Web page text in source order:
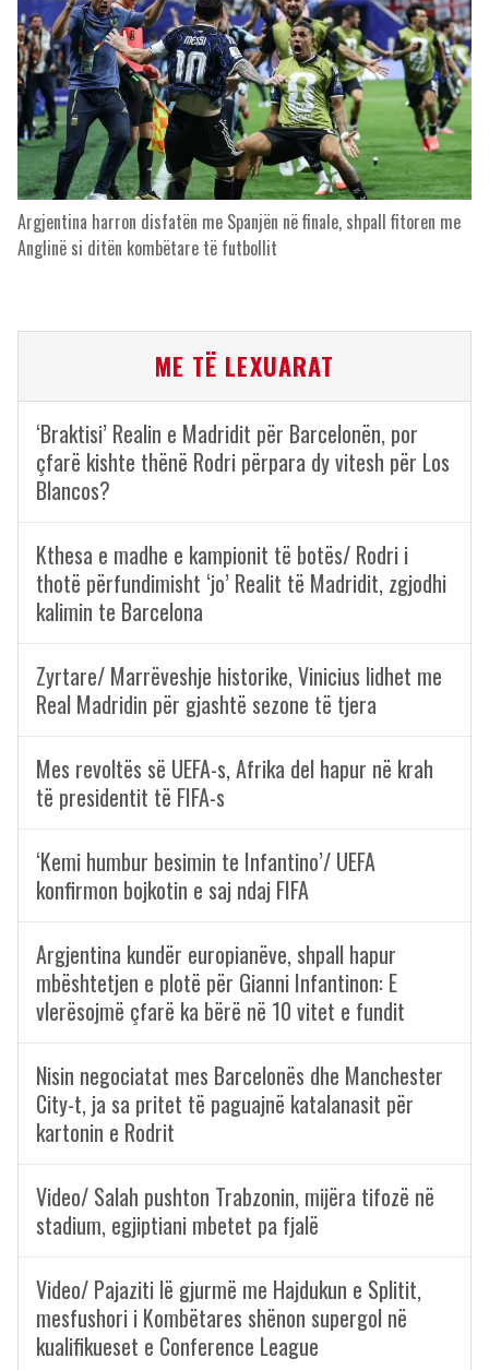
Argjentina harron disfatën me Spanjën në finale, shpall fitoren me
Anglinë si ditën kombëtare të futbollit
ME TË LEXUARAT
‘Braktisi’ Realin e Madridit për Barcelonën, por
çfarë kishte thënë Rodri përpara dy vitesh për Los
Blancos?
Kthesa e madhe e kampionit të botës/ Rodri i
thotë përfundimisht ‘jo’ Realit të Madridit, zgjodhi
kalimin te Barcelona
Zyrtare/ Marrëveshje historike, Vinicius lidhet me
Real Madridin për gjashtë sezone të tjera
Mes revoltës së UEFA-s, Afrika del hapur në krah
të presidentit të FIFA-s
‘Kemi humbur besimin te Infantino’/ UEFA
konfirmon bojkotin e saj ndaj FIFA
Argjentina kundër europianëve, shpall hapur
mbështetjen e plotë për Gianni Infantinon: E
vlerësojmë çfarë ka bërë në 10 vitet e fundit
Nisin negociatat mes Barcelonës dhe Manchester
City-t, ja sa pritet të paguajnë katalanasit për
kartonin e Rodrit
Video/ Salah pushton Trabzonin, mijëra tifozë në
stadium, egjiptiani mbetet pa fjalë
Video/ Pajaziti lë gjurmë me Hajdukun e Splitit,
mesfushori i Kombëtares shënon supergol në
kualifikueset e Conference League